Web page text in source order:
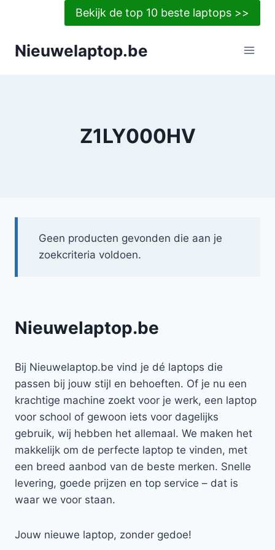
Bekijk de top 10 beste laptops >>
Nieuwelaptop.be
Z1LY000HV
Geen producten gevonden die aan je
zoekcriteria voldoen.
Nieuwelaptop.be
Bij Nieuwelaptop.be vind je dé laptops die
passen bij jouw stijl en behoeften. Of je nu een
krachtige machine zoekt voor je werk, een laptop
voor school of gewoon iets voor dagelijks
gebruik, wij hebben het allemaal. We maken het
makkelijk om de perfecte laptop te vinden, met
een breed aanbod van de beste merken. Snelle
levering, goede prijzen en top service – dat is
waar we voor staan.
Jouw nieuwe laptop, zonder gedoe!